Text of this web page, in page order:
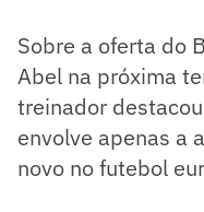
Sobre a oferta do
Abel na próxima
treinador
envolve apenas a
novo no futebol